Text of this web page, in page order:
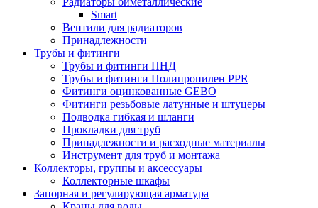
Smart
Вентили для радиаторов
Принадлежности
Трубы и фитинги
Трубы и фитинги ПНД
Трубы и фитинги Полипропилен PPR
Фитинги оцинкованные GEBO
Фитинги резьбовые латунные и штуцеры
Подводка гибкая и шланги
Прокладки для труб
Принадлежности и расходные материалы
Инструмент для труб и монтажа
Коллекторы, группы и аксессуары
Коллекторные шкафы
Запорная и регулирующая арматура